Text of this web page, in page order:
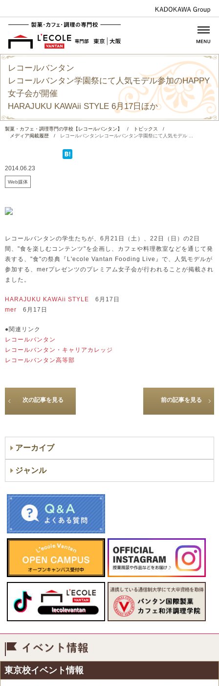
レコールバンタン
レコールバンタン学園祭にて人気モデル参加のHAPPY
女子会が開催
HARAJUKU KAWAii STYLE 6月17日ほか
製菓・カフェ・調理専門の学校【レコールバンタン】 / トピックス
/
メディア掲載履歴
/ レコールバンタンレコールバンタン学園祭にて人気モデル ...
2014.06.23
Web媒体
レコールバンタンの学生たちが、6月21日（土）、22日（日）の2日
間、"食を楽しむコンテンツ"を企画し、カフェや料理教室などを通じて発
表する、"食"の祭典『L'ecole Vantan Fooding Live』で、人気モデルが
参加する、merプレゼンツのプレミアム女子会が行われることが掲載され
ました。
HARAJUKU KAWAii STYLE 6月17日
mer 6月17日
●関連リンク
レコールバンタン
レコールバンタン・キャリアカレッジ
レコールバンタン高等部
次の記事を見る 前の記事を見る
アーカイブ
ジャンル
東京校イベント情報